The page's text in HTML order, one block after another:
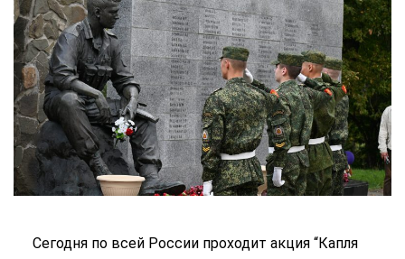
Сегодня по всей России проходит акция “Капля